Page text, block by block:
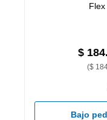
$
($
Bajo